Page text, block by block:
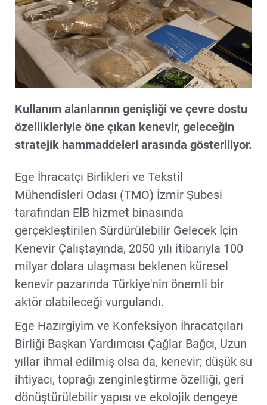
Kullanım alanlarının genişliği ve çevre dostu
özellikleriyle öne çıkan kenevir, geleceğin
stratejik hammaddeleri arasında gösteriliyor.
Ege İhracatçı Birlikleri ve Tekstil
Mühendisleri Odası (TMO) İzmir Şubesi
tarafından EİB hizmet binasında
gerçekleştirilen Sürdürülebilir Gelecek İçin
Kenevir Çalıştayında, 2050 yılı itibarıyla 100
milyar dolara ulaşması beklenen küresel
kenevir pazarında Türkiye'nin önemli bir
aktör olabileceği vurgulandı.
Ege Hazırgiyim ve Konfeksiyon İhracatçıları
Birliği Başkan Yardımcısı Çağlar Bağcı, Uzun
yıllar ihmal edilmiş olsa da, kenevir; düşük su
ihtiyacı, toprağı zenginleştirme özelliği, geri
dönüştürülebilir yapısı ve ekolojik dengeye